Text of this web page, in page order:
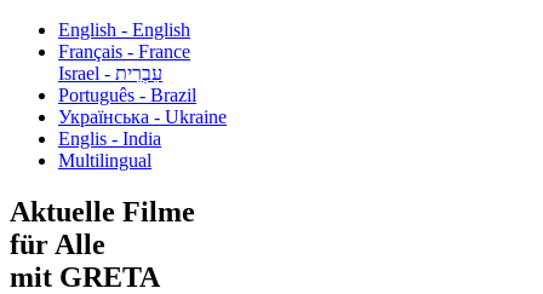
English - English
Français - France
עִבְרִית - Israel
Português - Brazil
Українська - Ukraine
Englis - India
Multilingual
Aktuelle Filme
für Alle
mit GRETA